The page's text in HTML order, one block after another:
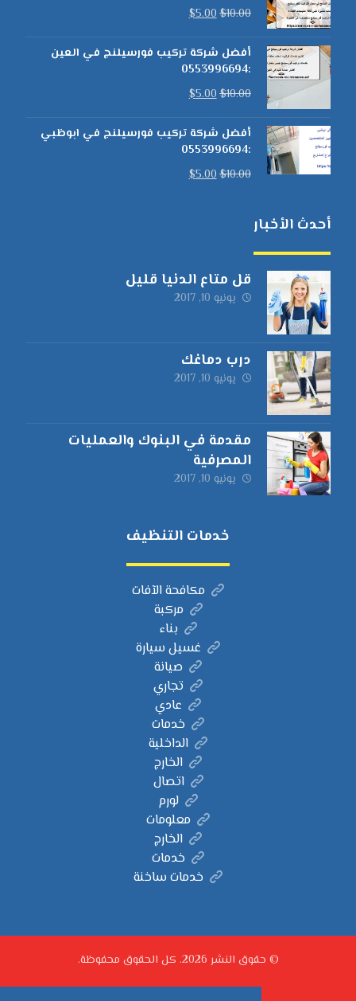
$10.00
$5.00
أفضل شركة تركيب فورسيلنج في العين
:0553996694
$10.00
$5.00
أفضل شركة تركيب فورسيلنج في ابوظبي
:0553996694
$10.00
$5.00
أحدث الأخبار
قل متاع الدنيا قليل
يونيو 10, 2017
درب دماغك
يونيو 10, 2017
مقدمة في البنوك والعمليات
المصرفية
يونيو 10, 2017
خدمات التنظيف
مكافحة الآفات
مركبة
بناء
غسيل سيارة
صيانة
تجاري
عادي
خدمات
الداخلية
الخارج
اتصال
لورم
معلومات
الخارج
خدمات
خدمات ساخنة
© حقوق النشر 2026. كل الحقوق محفوظة.